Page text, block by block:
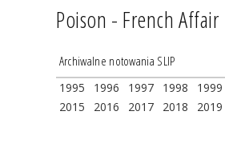
Poison - French Affair
Archiwalne notowania SLIP
1995 1996 1997 1998 1999
2015
2016 2017 2018 2019